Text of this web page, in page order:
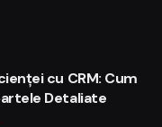
cu CRM: Cum
Detaliate